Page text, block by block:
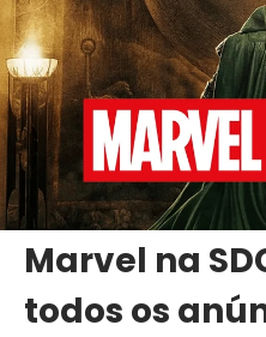
Marvel na
todos os